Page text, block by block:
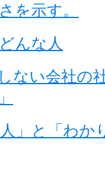
を示す。
んな人
ない会社の
」と「わか